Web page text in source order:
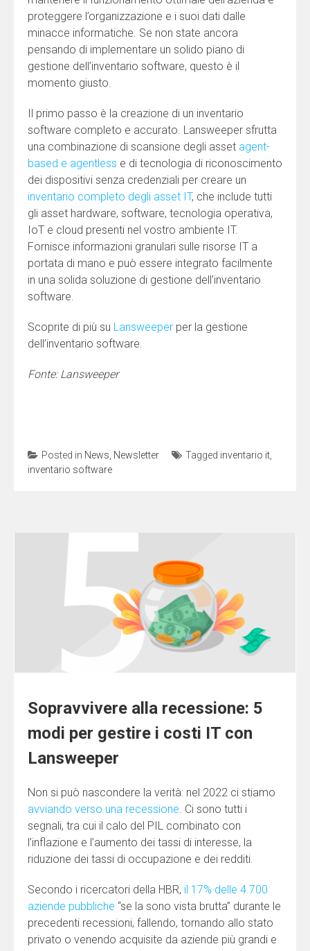
proteggere l’organizzazione e i suoi dati dalle
minacce informatiche. Se non state ancora
pensando di implementare un solido piano di
gestione dell’inventario software, questo è il
momento giusto.
Il primo passo è la creazione di un inventario
software completo e accurato. Lansweeper sfrutta
una combinazione di scansione degli asset agent-
based e agentless e di tecnologia di riconoscimento
dei dispositivi senza credenziali per creare un
inventario completo degli asset IT, che include tutti
gli asset hardware, software, tecnologia operativa,
IoT e cloud presenti nel vostro ambiente IT.
Fornisce informazioni granulari sulle risorse IT a
portata di mano e può essere integrato facilmente
in una solida soluzione di gestione dell’inventario
software.
Scoprite di più su Lansweeper per la gestione
dell’inventario software.
Fonte: Lansweeper
Posted in News Newsletter Tagged inventario it
inventario software
Sopravvivere alla recessione: 5
modi per gestire i costi IT con
Lansweeper
Non si può nascondere la verità: nel 2022 ci stiamo
avviando verso una recessione. Ci sono tutti i
segnali, tra cui il calo del PIL combinato con
l’inflazione e l’aumento dei tassi di interesse, la
riduzione dei tassi di occupazione e dei redditi.
Secondo i ricercatori della HBR, il 17% delle 4.700
aziende pubbliche “se la sono vista brutta” durante le
precedenti recessioni, fallendo, tornando allo stato
privato o venendo acquisite da aziende più grandi e